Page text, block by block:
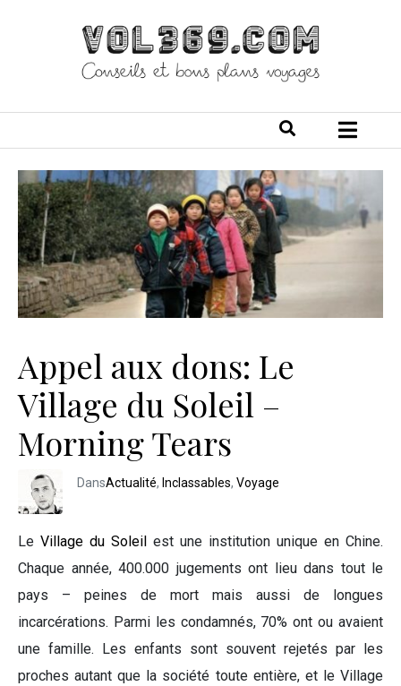
DansActualité, Inclassables, Voyage
Appel aux dons: Le
Village du Soleil –
Morning Tears
Le Village du Soleil est une institution unique en Chine.
Chaque année, 400.000 jugements ont lieu dans tout le
pays – peines de mort mais aussi de longues
incarcérations. Parmi les condamnés, 70% ont ou avaient
une famille. Les enfants sont souvent rejetés par les
proches autant que la société toute entière, et le Village